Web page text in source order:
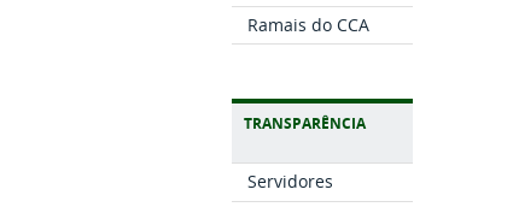
Ramais do CCA
TRANSPARÊNCIA
Servidores